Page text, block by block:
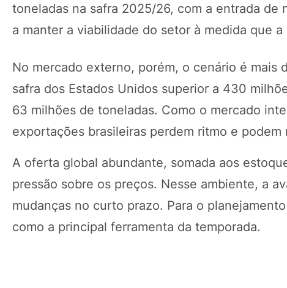
toneladas na safra 2025/26, com a entrada de
a manter a viabilidade do setor à medida que
No mercado externo, porém, o cenário é mais
safra dos Estados Unidos superior a 430
63 milhões de toneladas. Como o mercado
exportações brasileiras perdem ritmo e
A oferta global abundante, somada aos
pressão sobre os preços. Nesse ambiente, a
mudanças no curto prazo. Para o
como a principal ferramenta da temporada.